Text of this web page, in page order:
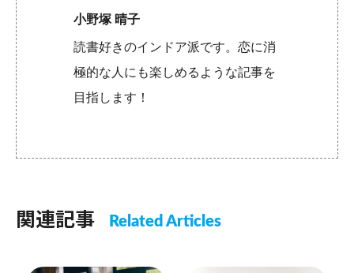
小野塚 晴子
読書好きのインドア派です。恋に消
極的な人にも楽しめるような記事を
目指します！
関連記事 Related Articles